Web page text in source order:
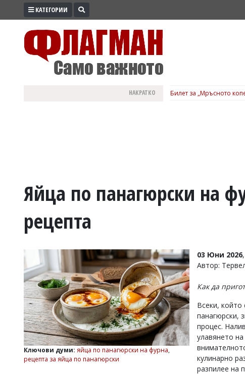
ПРОМО
ЛАЙФСТАЙЛ
ВОЙНАТА
УКРАЙНА
РАЗСЛЕДВАНЕ
БИЗНЕС
Управители:
Веселин
Василев,
v.vasilev@flagman.bg
КАТЕГОРИИ
НАКРАТКО Билет за „Мръсното
Яйца по панагюрски на
рецепта
Ключови думи: яйца по панагюрски на фурна,
рецепта за яйца по панагюрски
03 Юни 2026
Автор:
Как да
Всеки, който
панагюрски,
процес.
улавянето
кулинарно
разпилее на